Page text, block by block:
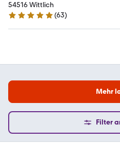
54516 Wittlich
5 Sterne
(63)
Mehr
Filter